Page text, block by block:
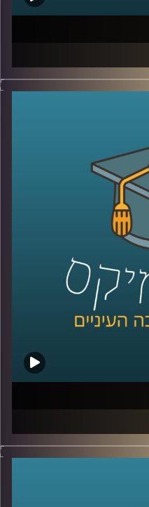
הרבה על תקשורת
אמיתית, כזו שמשנה
אם צוותים ידברו וישתפו
מתוסכלות. בפרק הזה
ההקשבה של מנהל, הורה
סביבו.
ארגונית ומרצה
כל כך מאתגרת, למה
בין הקשבה אישית,
שינוי קטן באופן
מאיר ג׳בדנפר, איראן
דיכוי אלים שבו נהרגו